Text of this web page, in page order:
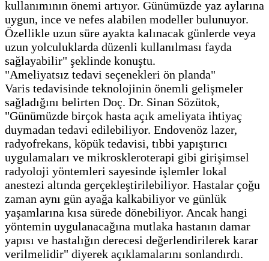
kullanımının önemi artıyor. Günümüzde yaz aylarına
uygun, ince ve nefes alabilen modeller bulunuyor.
Özellikle uzun süre ayakta kalınacak günlerde veya
uzun yolculuklarda düzenli kullanılması fayda
sağlayabilir" şeklinde konuştu.
"Ameliyatsız tedavi seçenekleri ön planda"
Varis tedavisinde teknolojinin önemli gelişmeler
sağladığını belirten Doç. Dr. Sinan Sözütok,
"Günümüzde birçok hasta açık ameliyata ihtiyaç
duymadan tedavi edilebiliyor. Endovenöz lazer,
radyofrekans, köpük tedavisi, tıbbi yapıştırıcı
uygulamaları ve mikroskleroterapi gibi girişimsel
radyoloji yöntemleri sayesinde işlemler lokal
anestezi altında gerçekleştirilebiliyor. Hastalar çoğu
zaman aynı gün ayağa kalkabiliyor ve günlük
yaşamlarına kısa sürede dönebiliyor. Ancak hangi
yöntemin uygulanacağına mutlaka hastanın damar
yapısı ve hastalığın derecesi değerlendirilerek karar
verilmelidir" diyerek açıklamalarını sonlandırdı.